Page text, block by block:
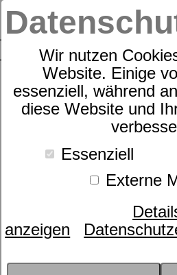
Wir nutzen
Website. Einige
essenziell, während
diese Website und
Essenziell
Externe
anzeigen
Schlafwissen
erholsame
Lifestyle & Einrichtung
Fernseher im
Einschlafhilfe oder